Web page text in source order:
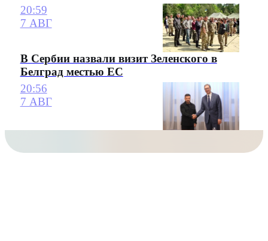
20:59
7 АВГ
В Сербии назвали визит Зеленского в
Белград местью ЕС
20:56
7 АВГ